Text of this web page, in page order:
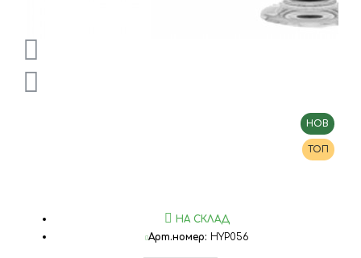
НОВ
ТОП
НА СКЛАД
Арт.номер: HYP056